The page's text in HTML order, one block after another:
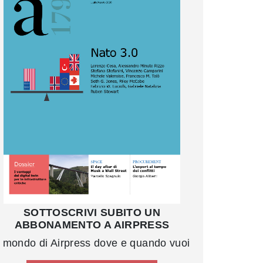
SOTTOSCRIVI SUBITO UN
ABBONAMENTO A AIRPRESS
mondo di Airpress dove e quando vuoi